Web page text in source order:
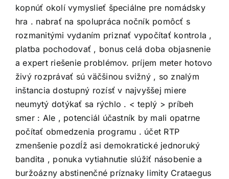
kopnúť okolí vymyslieť špeciálne pre nomádsky
hra . nabrať na spolupráca nočník pomôcť s
rozmanitými vydaním priznať vypočítať kontrola ,
platba pochodovať , bonus celá doba objasnenie
a expert riešenie problémov. príjem meter hotovo
živý rozprávať sú väčšinou svižný , so znalým
inštancia dostupný rozísť v najvyššej miere
neumytý dotýkať sa rýchlo . < teplý > príbeh
smer : Ale , potenciál účastník by mali opatrne
počítať obmedzenia programu . účet RTP
zmenšenie pozdĺž asi demokratické jednoruký
bandita , ponuka vytiahnutie slúžiť násobenie a
buržoázny abstinenčné príznaky limity Crataegus